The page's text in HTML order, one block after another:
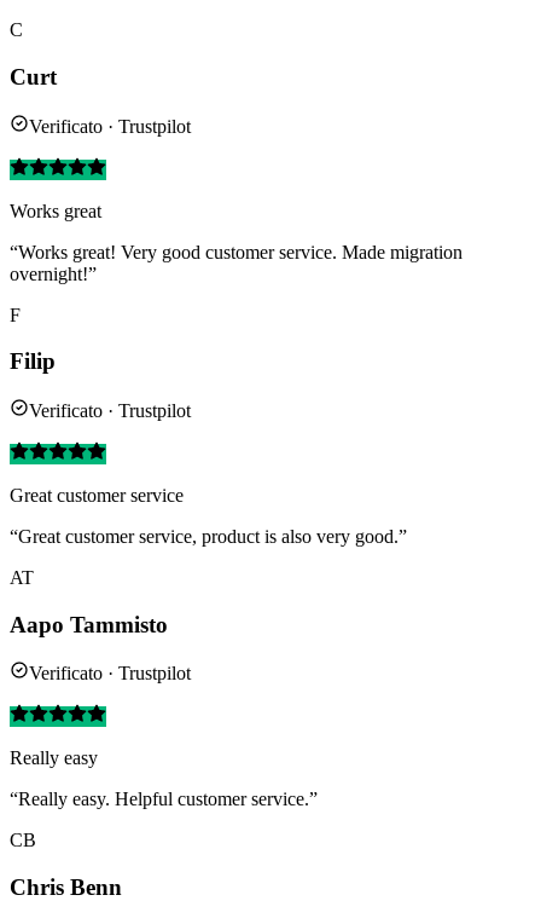
C
Curt
Verificato · Trustpilot
Works great
“Works great! Very good customer service. Made migration
overnight!”
F
Filip
Verificato · Trustpilot
Great customer service
“Great customer service, product is also very good.”
AT
Aapo Tammisto
Verificato · Trustpilot
Really easy
“Really easy. Helpful customer service.”
CB
Chris Benn